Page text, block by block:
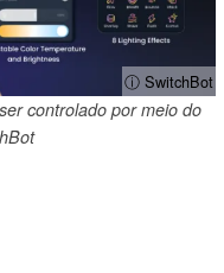
ⓘ SwitchBot
controlado por meio do